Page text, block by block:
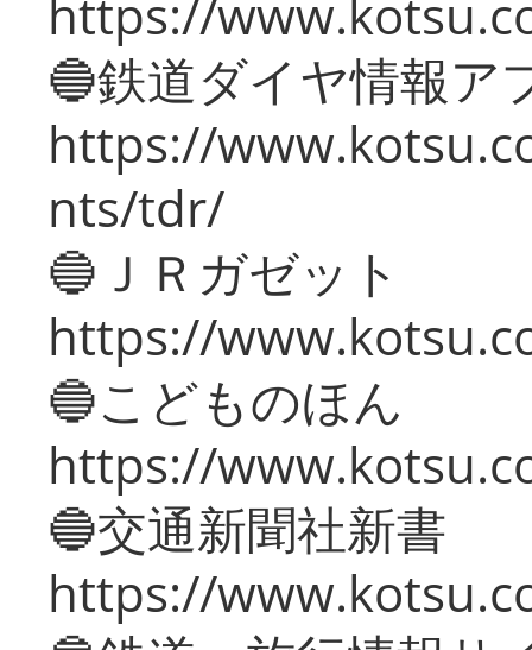
https://
🔵鉄道ダイヤ情報ア
https://
nts/tdr/
🔵ＪＲガゼット
https://
🔵こどものほん
https://
🔵交通新聞社新書
https://